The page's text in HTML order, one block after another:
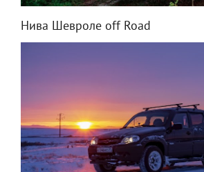
Нива Шевроле off Road